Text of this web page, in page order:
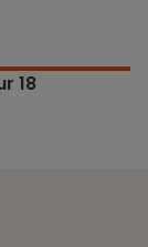
18